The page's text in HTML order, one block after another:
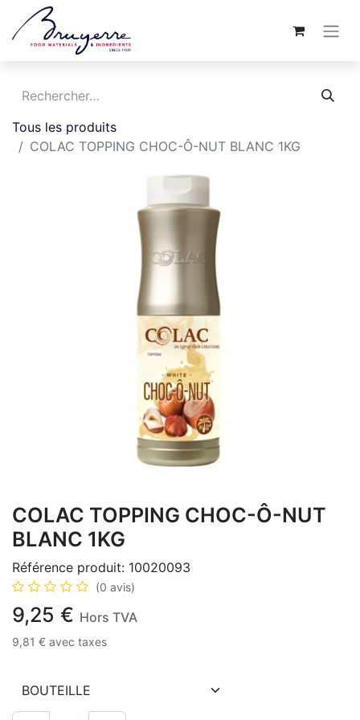
Tous les produits
COLAC TOPPING CHOC-Ô-NUT BLANC 1KG
COLAC TOPPING CHOC-Ô-NUT
BLANC 1KG
Référence produit: 10020093
(0 avis)
9,25 € Hors TVA
9,81 € avec taxes